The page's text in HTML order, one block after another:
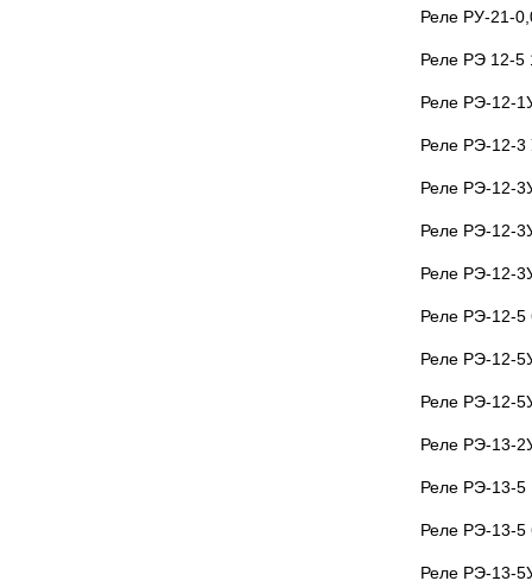
Реле РУ-21-
Реле РЭ 12-5
Реле РЭ-12-
Реле РЭ-12-3
Реле РЭ-12-
Реле РЭ-12-
Реле РЭ-12-
Реле РЭ-12-5
Реле РЭ-12-
Реле РЭ-12-
Реле РЭ-13-
Реле РЭ-13-5
Реле РЭ-13-5
Реле РЭ-13-